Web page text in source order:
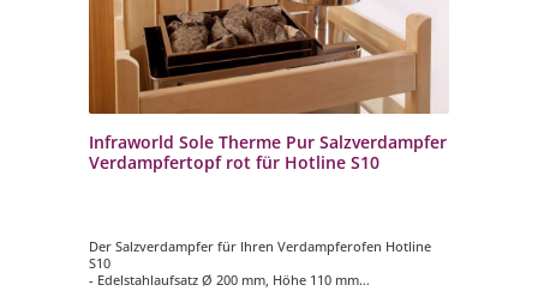
Infraworld Sole Therme Pur Salzverdampfer
Verdampfertopf rot für Hotline S10
Der Salzverdampfer für Ihren Verdampferofen Hotline
S10
- Edelstahlaufsatz Ø 200 mm, Höhe 110 mm